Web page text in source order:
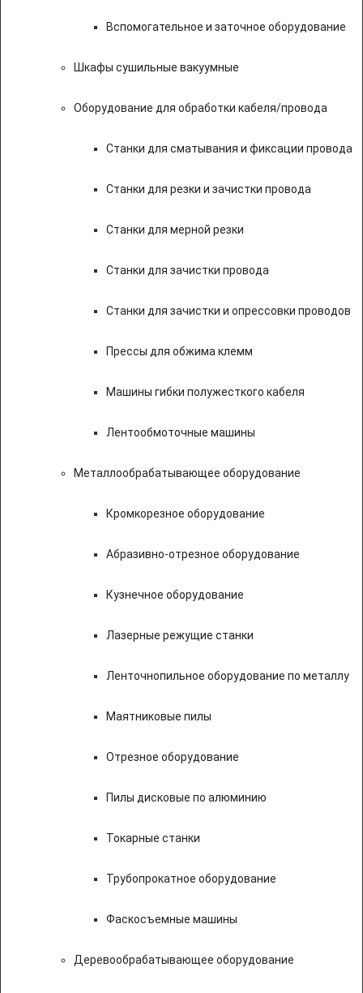
Вспомогательное и заточное оборудование
Шкафы сушильные вакуумные
Оборудование для обработки кабеля/провода
Станки для сматывания и фиксации провода
Станки для резки и зачистки провода
Станки для мерной резки
Станки для зачистки провода
Станки для зачистки и опрессовки проводов
Прессы для обжима клемм
Машины гибки полужесткого кабеля
Лентообмоточные машины
Металлообрабатывающее оборудование
Кромкорезное оборудование
Абразивно-отрезное оборудование
Кузнечное оборудование
Лазерные режущие станки
Ленточнопильное оборудование по металлу
Маятниковые пилы
Отрезное оборудование
Пилы дисковые по алюминию
Токарные станки
Трубопрокатное оборудование
Фаскосъемные машины
Деревообрабатывающее оборудование